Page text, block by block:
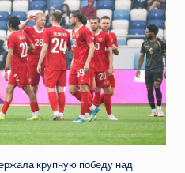
крупную победу над